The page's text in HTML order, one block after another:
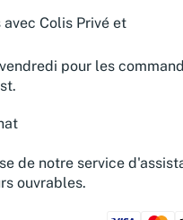
Colis Privé et
pour les
de notre service
ouvrables.